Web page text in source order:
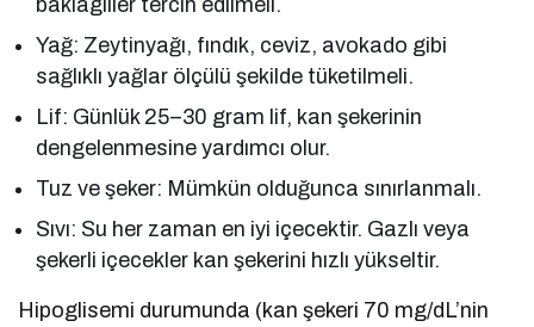
Yağ: Zeytinyağı, fındık, ceviz, avokado gibi
sağlıklı yağlar ölçülü şekilde tüketilmeli.
Lif: Günlük 25–30 gram lif, kan şekerinin
dengelenmesine yardımcı olur.
Tuz ve şeker: Mümkün olduğunca sınırlanmalı.
Sıvı: Su her zaman en iyi içecektir. Gazlı veya
şekerli içecekler kan şekerini hızlı yükseltir.
Hipoglisemi durumunda (kan şekeri 70 mg/dL’nin